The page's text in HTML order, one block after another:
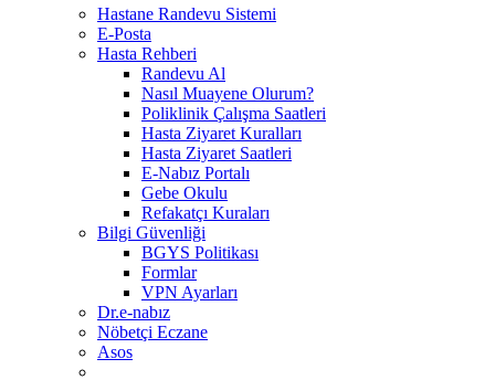
Hastane Randevu Sistemi
E-Posta
Hasta Rehberi
Randevu Al
Nasıl Muayene Olurum?
Poliklinik Çalışma Saatleri
Hasta Ziyaret Kuralları
Hasta Ziyaret Saatleri
E-Nabız Portalı
Gebe Okulu
Refakatçı Kuraları
Bilgi Güvenliği
BGYS Politikası
Formlar
VPN Ayarları
Dr.e-nabız
Nöbetçi Eczane
Asos